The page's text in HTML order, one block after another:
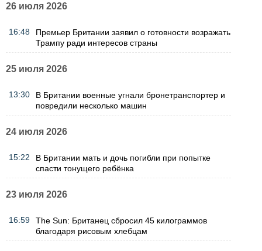
26 июля 2026
16:48
Премьер Британии заявил о готовности возражать
Трампу ради интересов страны
25 июля 2026
13:30
В Британии военные угнали бронетранспортер и
повредили несколько машин
24 июля 2026
15:22
В Британии мать и дочь погибли при попытке
спасти тонущего ребёнка
23 июля 2026
16:59
The Sun: Британец сбросил 45 килограммов
благодаря рисовым хлебцам